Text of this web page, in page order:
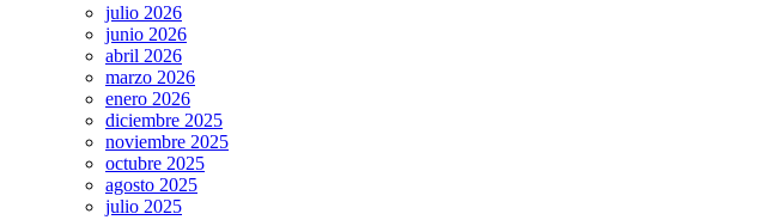
julio 2026
junio 2026
abril 2026
marzo 2026
enero 2026
diciembre 2025
noviembre 2025
octubre 2025
agosto 2025
julio 2025